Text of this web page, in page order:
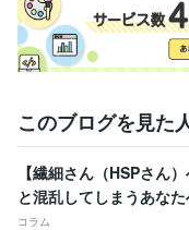
経験職種
営業 / 個人営業 経験年
カスタマーサポート・カ
ルプデスク
経験年数 :
職歴
印刷・ウェブマーケティ
株式会社リクルート
このブログを見た
【繊細さん（HSPさん
と混乱してしまうあな
コラム